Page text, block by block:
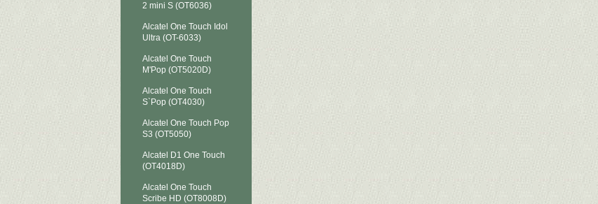
2 mini S (OT6036)
Alcatel One Touch Idol
Ultra (OT-6033)
Alcatel One Touch
M'Pop (OT5020D)
Alcatel One Touch
S`Pop (OT4030)
Alcatel One Touch Pop
S3 (OT5050)
Alcatel D1 One Touch
(OT4018D)
Alcatel One Touch
Scribe HD (OT8008D)